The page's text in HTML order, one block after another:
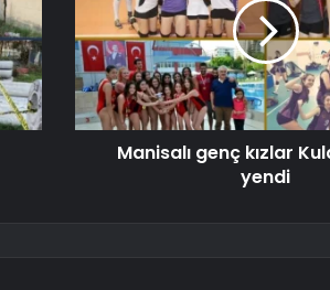
Manisalı genç kızlar
yendi